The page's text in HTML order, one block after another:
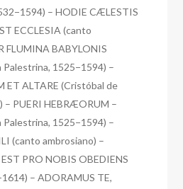
– HODIE CÆLESTIS
ECCLESIA (canto
FLUMINA BABYLONIS
Palestrina, 1525−1594) –
ET ALTARE (Cristóbal de
– PUERI HEBRÆORUM –
Palestrina, 1525−1594) –
(canto ambrosiano) –
PRO NOBIS OBEDIENS
– ADORAMUS TE,